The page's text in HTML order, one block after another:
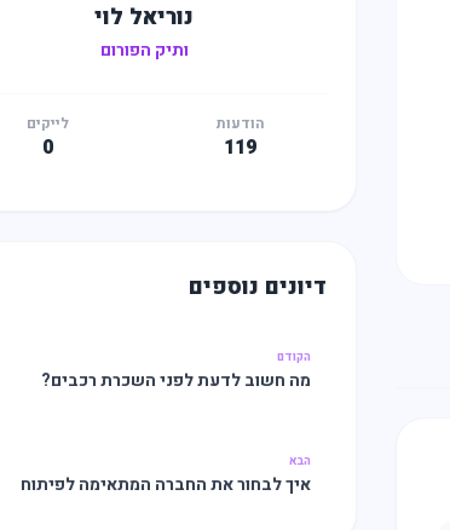
נוריאל לוי
ותיק הפורום
הודעות
119
לייקים
0
דיונים נוספים
הקודם
מה חשוב לדעת לפני השכרת רכבים?
הבא
איך לבחור את החברה המתאימה לפיתוח